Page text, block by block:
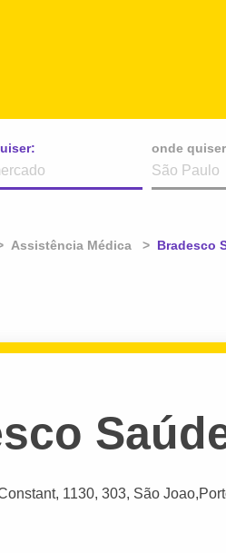
onde
Assistência Médica Atual:
Bradesco
, 1130, 303, São Joao,